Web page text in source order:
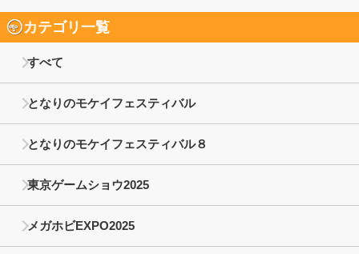
カテゴリ一覧
すべて
となりのモケイフェスティバル
となりのモケイフェスティバル８
東京ゲームショウ2025
メガホビEXPO2025